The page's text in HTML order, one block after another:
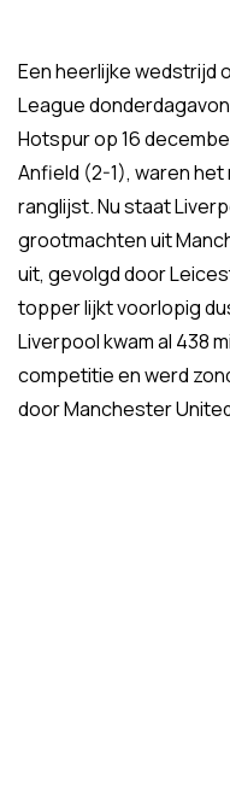
Een heerlijke wedstrijd
League
Hotspur op 16
Anfield (2-1), waren het
ranglijst. Nu staat
grootmachten uit
uit, gevolgd door
topper lijkt voorlopig
Liverpool kwam al 438
competitie en werd
door Manchester